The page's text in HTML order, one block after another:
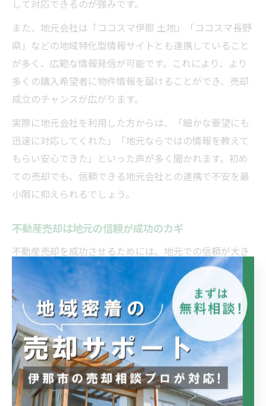
して対応できるのが強みです。
また、地元会社は「ココスマ伊那 土地」「ココスマ長野
県」などの地域特化型情報サイトとも連携していること
が多く、広範な情報発信が可能です。これにより、より
多くの購入希望者に物件情報を届けることができ、売却
成立のチャンスが広がります。
実際に地元会社を利用した方からは、「細かな要望にも
迅速に対応してくれた」「地元ならではの情報を教えて
もらい安心できた」といった声が多く聞かれます。初め
ての売却でも、信頼できる地元会社との連携で不安を最
小限に抑えられるでしょう。
不動産売却は地元の信頼が成功のカギ
不動産売却を成功させるためには、地元での信頼が大き
なカギを握ります。伊那市や小谷村のような地域では、
長年にわたり地域に根ざして活動してきた不動産会社
が、売主・買主双方から信頼を得ています。この信頼関
係があることで、取引の透明性や安全性が高まり、トラ
ブルのリスクも低減します。
信頼される会社は、過去の売却実績や口コミ評価、行政
や地元団体との協力体制などがしっかりしており、売却
活動全体をサポートしてくれます。たとえば、「不動産